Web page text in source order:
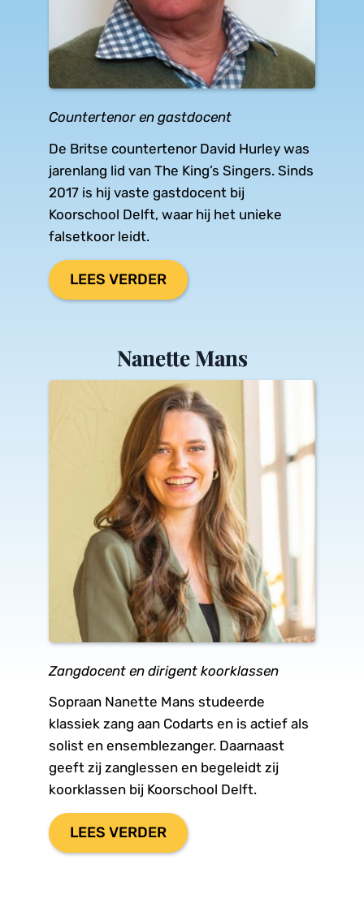
Countertenor en gastdocent
De Britse countertenor David Hurley was
jarenlang lid van The King’s Singers. Sinds
2017 is hij vaste gastdocent bij
Koorschool Delft, waar hij het unieke
falsetkoor leidt.
LEES VERDER
Nanette Mans
Zangdocent en dirigent koorklassen
Sopraan Nanette Mans studeerde
klassiek zang aan Codarts en is actief als
solist en ensemblezanger. Daarnaast
geeft zij zanglessen en begeleidt zij
koorklassen bij Koorschool Delft.
LEES VERDER